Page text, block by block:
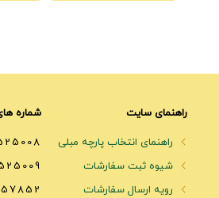
راهنمای سایت
راهنمای انتخاب پارچه مبلی
شیوه ثبت سفارشات
رویه ارسال سفارشات
شماره